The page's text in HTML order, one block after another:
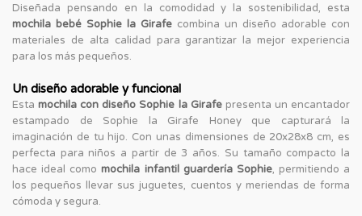
Diseñada pensando en la comodidad y la sostenibilidad, esta
mochila bebé Sophie la Girafe combina un diseño adorable con
materiales de alta calidad para garantizar la mejor experiencia
para los más pequeños.
Un diseño adorable y funcional
Estamochila con diseño Sophie la Girafepresenta un encantador
estampado de Sophie la Girafe Honey que capturará la
imaginación de tu hijo. Con unas dimensiones de 20x28x8 cm, es
perfecta para niños a partir de 3 años. Su tamaño compacto la
hace ideal comomochila infantil guardería Sophie, permitiendo a
los pequeños llevar sus juguetes, cuentos y meriendas de forma
cómoda y segura.